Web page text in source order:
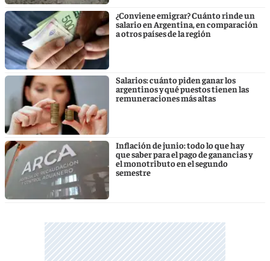
¿Conviene emigrar? Cuánto rinde un
salario en Argentina, en comparación
a otros países de la región
Salarios: cuánto piden ganar los
argentinos y qué puestos tienen las
remuneraciones más altas
Inflación de junio: todo lo que hay
que saber para el pago de ganancias y
el monotributo en el segundo
semestre